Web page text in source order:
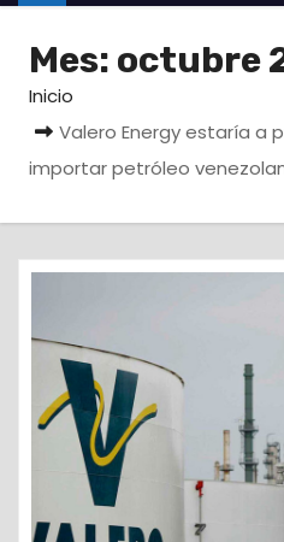
o
Mes: octubre
Inicio
Valero Energy estaría a
importar petróleo